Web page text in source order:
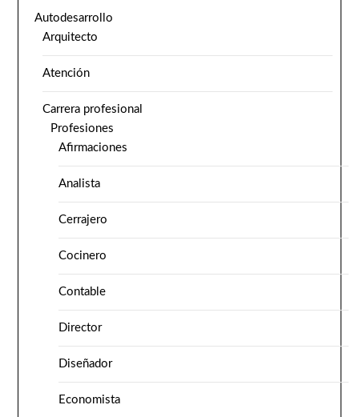
Autodesarrollo
Arquitecto
Atención
Carrera profesional
Profesiones
Afirmaciones
Analista
Cerrajero
Cocinero
Contable
Director
Diseñador
Economista